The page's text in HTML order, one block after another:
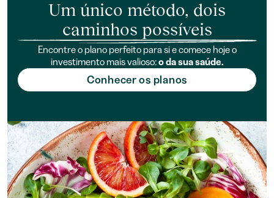
Um único método, dois
caminhos possíveis
Encontre o plano perfeito para si e comece hoje o
investimento mais valioso:o da sua saúde.
Conhecer os planos